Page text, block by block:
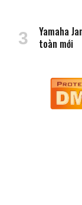
Yamaha
toàn mới